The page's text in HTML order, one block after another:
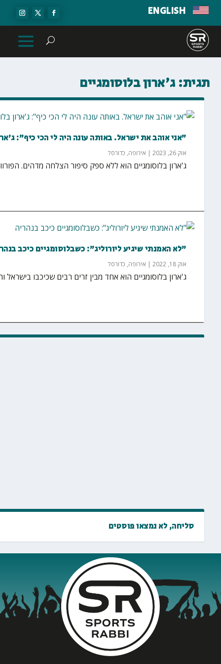
ENGLISH
תגית:ג'ארון בלוסומגיים
"אני אוהב את ישראל. באותה עונה היה לי הכי כיף":
אוק 26, 2023 | אירופה, כדורסל
ג'ארון בלוסומגיים הוא ללא ספק סיפור הצלחה מדהים. הפורוורד בן ה-30 (2.00 מטרים) של
"לא האמנתי שיגיע ליורוליג": כשבלוסומגיים כיכב
אוק 18, 2022 | אירופה, כדורסל
ג'ארון בלוסומגיים הוא אחד מבין זרים רבים שכיכבו
סליחה, לא נמצאו פוסטים